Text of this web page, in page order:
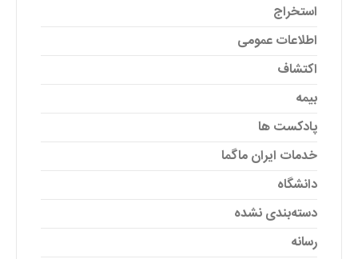
استخراج
اطلاعات عمومی
اکتشاف
بیمه
پادکست ها
خدمات ایران ماگما
دانشگاه
دسته‌بندی نشده
رسانه